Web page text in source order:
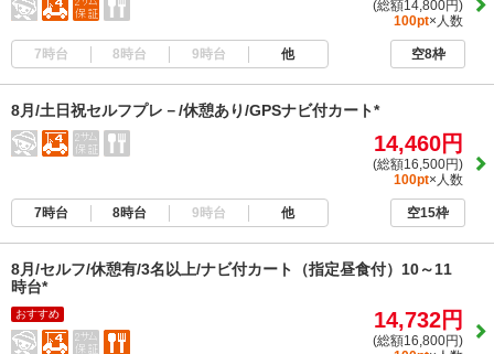
(総額14,800円)
100pt×人数
7時台 8時台 9時台 他 空8枠
8月/土日祝セルフプレ－/休憩あり/GPSナビ付カート*
14,460円
(総額16,500円)
100pt×人数
7時台 8時台 9時台 他 空15枠
8月/セルフ/休憩有/3名以上/ナビ付カート（指定昼食付）10～11
時台*
おすすめ 14,732円
(総額16,800円)